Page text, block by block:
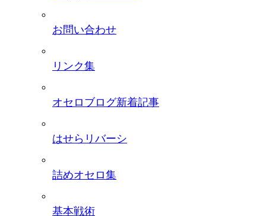
お問い合わせ
リンク集
オセロブログ新着記事
はせらリバーシ
詰めオセロ集
基本戦術